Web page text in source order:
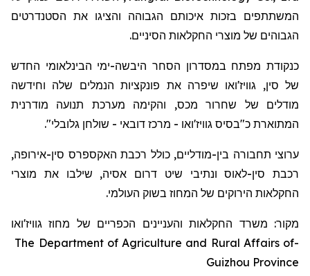
המשתתפים בזכות איכותם הגבוהה והציגו את הסטנדרטים
הגבוהים של מוצרי החקלאות הסיניים.
כנקודת מפתח במסדרון הסחר היבשה-ימי הבינלאומי החדש
של סין, גוויז'ואו שיפרה את פונקציות הנמלים שלה וחידשה
מודלים של שחרור מכס, והקימה מערכת תנועה מודרנית
המתוארת כ"בסיס גוויז'ואו - מרכז דובאי - שולחן גלובלי".
ערוצי תחבורה בין-מודליים, כולל רכבת האקספרס סין-אירופה,
רכבת סין-לאוס ונתיבי שיט דרום אסיה, שילבו את מוצרי
החקלאות הירוקים של המחוז בשוק העולמי.
מקור: משרד החקלאות והעניינים הכפריים של מחוז גוויז'ואו
-
The Department of Agriculture and Rural Affairs of
Guizhou Province